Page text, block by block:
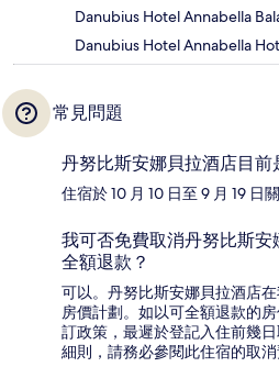
Danubius Hotel Annabella
Danubius Hotel Annabella
常見問題
丹努比斯安娜貝拉酒店目前
住宿於 10 月 10 日至 9 月 19 日關
我可否免費取消丹努比斯
全額退款？
可以。丹努比斯安娜貝拉酒店
房價計劃。如以可全額退款的
訂政策，最遲於登記入住前幾
細則，請務必參閱此住宿的取消